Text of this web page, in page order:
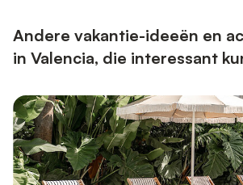
Andere vakantie-ideeën en
in Valencia, die interessant